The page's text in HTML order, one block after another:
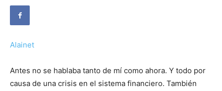
Alainet
Antes no se hablaba tanto de mí como ahora. Y todo por
causa de una crisis en el sistema financiero. También